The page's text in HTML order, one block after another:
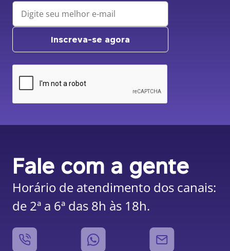
Inscreva-se agora
Fale com a gente
Horário de atendimento dos canais:
de 2ª a 6ª das 8h às 18h.